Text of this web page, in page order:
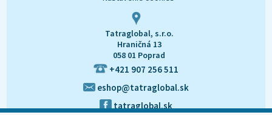
Tatraglobal, s.r.o.
Hraničná 13
058 01 Poprad
+421 907 256 511
eshop@tatraglobal.sk
tatraglobal.sk